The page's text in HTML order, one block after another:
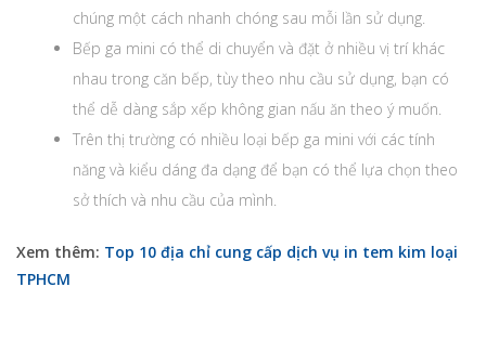
chúng một cách nhanh chóng sau mỗi lần sử dụng.
Bếp ga mini có thể di chuyển và đặt ở nhiều vị trí khác
nhau trong căn bếp, tùy theo nhu cầu sử dụng, bạn có
thể dễ dàng sắp xếp không gian nấu ăn theo ý muốn.
Trên thị trường có nhiều loại bếp ga mini với các tính
năng và kiểu dáng đa dạng để bạn có thể lựa chọn theo
sở thích và nhu cầu của mình.
Xem thêm: Top 10 địa chỉ cung cấp dịch vụ in tem kim loại
TPHCM